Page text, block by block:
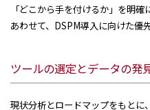
「どこから手を付けるか」を明確
あわせて、DSPM導入に向けた優
ツールの選定とデータの発
現状分析とロードマップをもとに